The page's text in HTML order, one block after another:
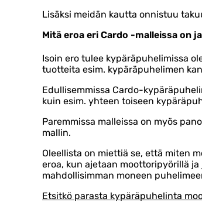
Lisäksi meidän kautta onnistuu
Mitä eroa eri Cardo -malleissa on
Isoin ero tulee kypäräpuhelimissa
tuotteita esim. kypäräpuhelimen
Edullisemmissa Cardo-
kuin esim. yhteen toiseen
Paremmissa malleissa on myös
mallin.
Oleellista on miettiä se, että miten
eroa, kun ajetaan moottoripyörillä
mahdollisimman moneen
Etsitkö parasta kypäräpuhelinta